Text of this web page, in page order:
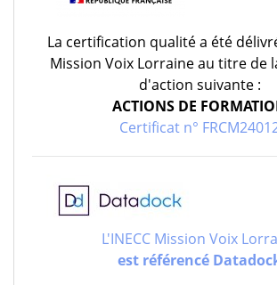
La certification qualité a été
Mission Voix Lorraine au titre de
d'action suivante :
ACTIONS DE
Certificat n°
L'INECC Mission Voix
est référencé